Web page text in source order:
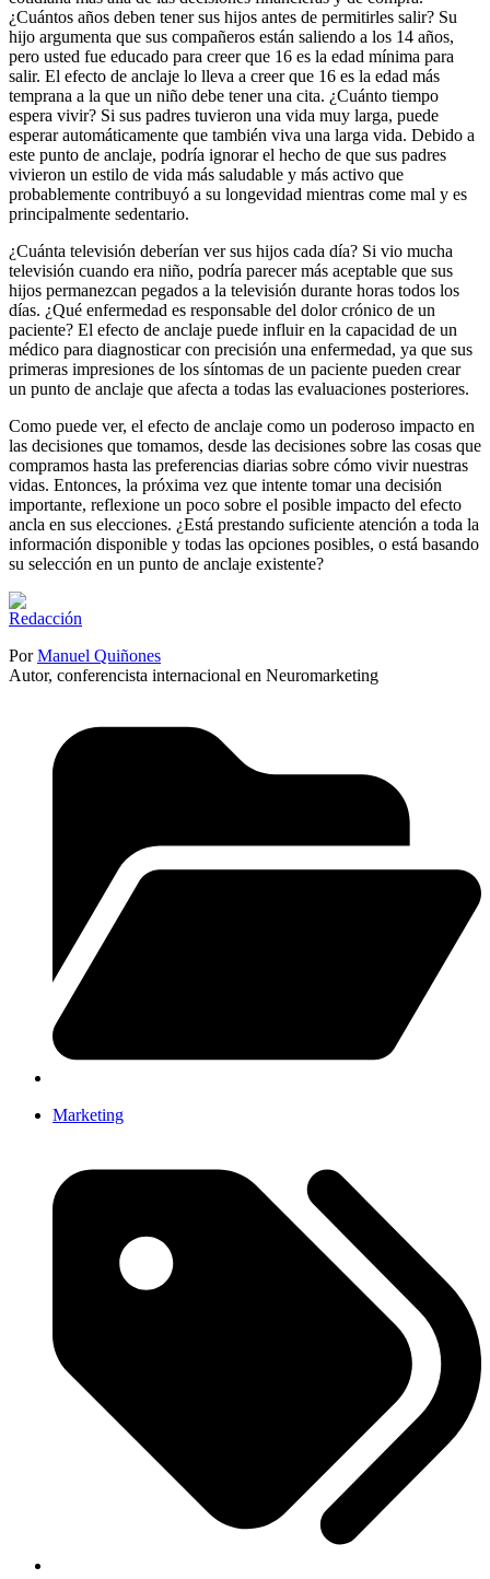
¿Cuántos años deben tener sus hijos antes de permitirles salir? Su
hijo argumenta que sus compañeros están saliendo a los 14 años,
pero usted fue educado para creer que 16 es la edad mínima para
salir. El efecto de anclaje lo lleva a creer que 16 es la edad más
temprana a la que un niño debe tener una cita. ¿Cuánto tiempo
espera vivir? Si sus padres tuvieron una vida muy larga, puede
esperar automáticamente que también viva una larga vida. Debido a
este punto de anclaje, podría ignorar el hecho de que sus padres
vivieron un estilo de vida más saludable y más activo que
probablemente contribuyó a su longevidad mientras come mal y es
principalmente sedentario.
¿Cuánta televisión deberían ver sus hijos cada día? Si vio mucha
televisión cuando era niño, podría parecer más aceptable que sus
hijos permanezcan pegados a la televisión durante horas todos los
días. ¿Qué enfermedad es responsable del dolor crónico de un
paciente? El efecto de anclaje puede influir en la capacidad de un
médico para diagnosticar con precisión una enfermedad, ya que sus
primeras impresiones de los síntomas de un paciente pueden crear
un punto de anclaje que afecta a todas las evaluaciones posteriores.
Como puede ver, el efecto de anclaje como un poderoso impacto en
las decisiones que tomamos, desde las decisiones sobre las cosas que
compramos hasta las preferencias diarias sobre cómo vivir nuestras
vidas. Entonces, la próxima vez que intente tomar una decisión
importante, reflexione un poco sobre el posible impacto del efecto
ancla en sus elecciones. ¿Está prestando suficiente atención a toda la
información disponible y todas las opciones posibles, o está basando
su selección en un punto de anclaje existente?
PorManuel Quiñones
Autor, conferencista internacional en Neuromarketing
Marketing